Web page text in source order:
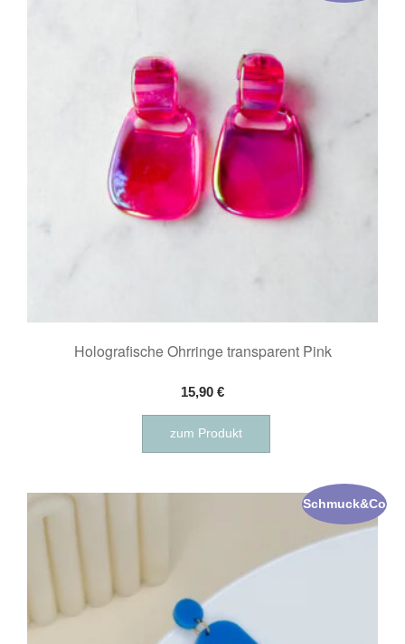
Holografische Ohrringe transparent Pink
15,90 €
zum Produkt
Schmuck&Co